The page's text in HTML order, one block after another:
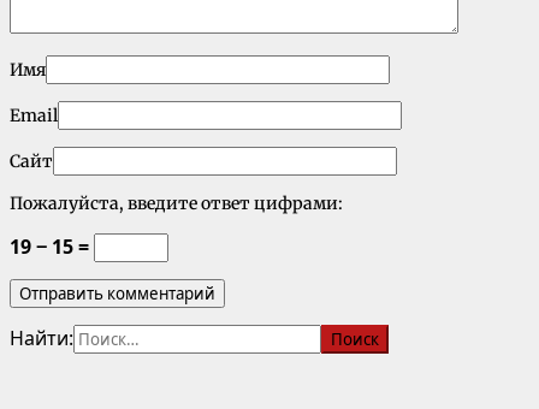
Имя
Email
Сайт
Пожалуйста, введите ответ цифрами:
19 − 15 =
Найти: